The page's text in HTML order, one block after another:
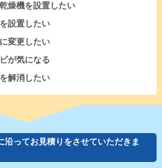
燥機を設置したい
設置したい
変更したい
が気になる
解消したい
沿ってお見積りをさせていただきま